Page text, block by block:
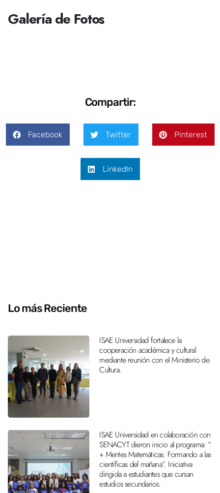
Galería de Fotos
Compartir:
Facebook Twitter Pinterest
LinkedIn
Lo más Reciente
ISAE Universidad fortalece la
cooperación académica y cultural
mediante reunión con el Ministerio de
Cultura.
ISAE Universidad en colaboración con
SENACYT dieron inicio al programa: “
+ Mentes Matemáticas: Formando a las
científicas del mañana”. Iniciativa
dirigida a estudiantes que cursan
estudios secundarios.